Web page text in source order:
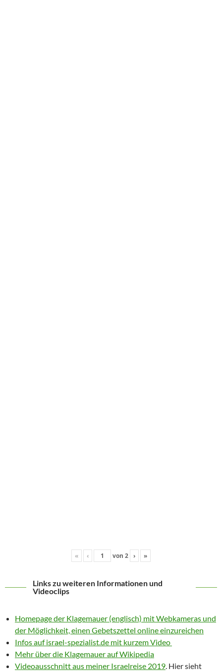
« ‹ von 2 › »
Links zu weiteren Informationen und
Videoclips
Homepage der Klagemauer (englisch) mit Webkameras und
der Möglichkeit, einen Gebetszettel online einzureichen
Infos auf israel-spezialist.de mit kurzem Video
Mehr über die Klagemauer auf Wikipedia
Videoausschnitt aus meiner Israelreise 2019 . Hier sieht